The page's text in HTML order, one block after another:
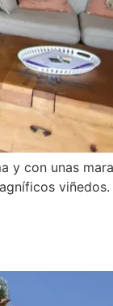
y con unas